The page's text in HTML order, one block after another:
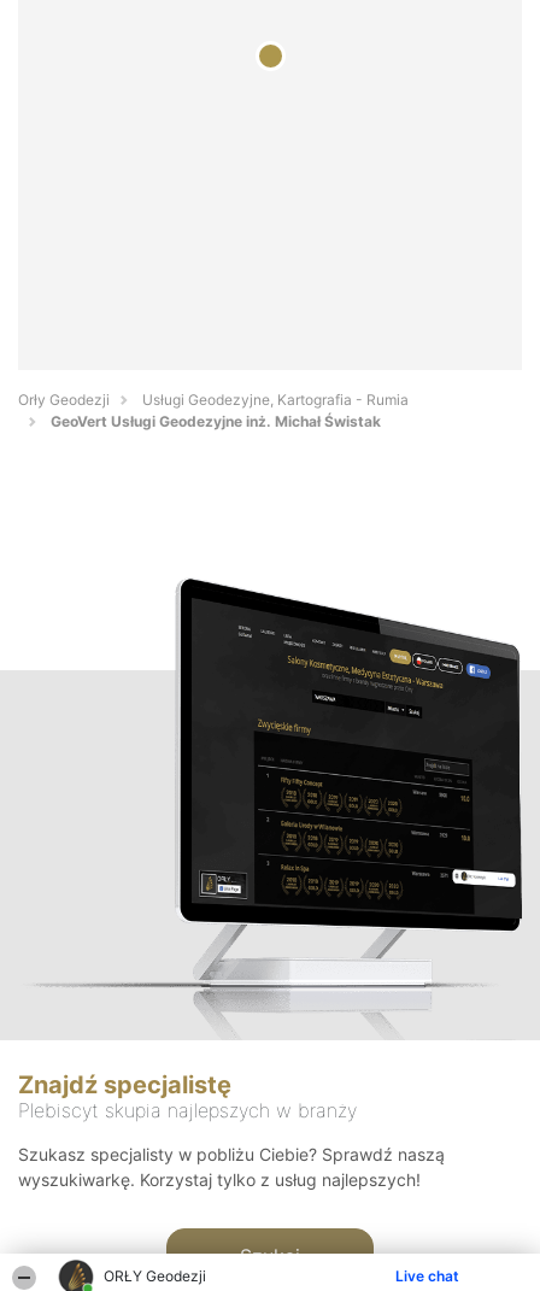
ORŁY Geodezji Live chat
Orły Geodezji
Usługi Geodezyjne, Kartografia - Rumia
GeoVert Usługi Geodezyjne inż. Michał Świstak
Znajdź specjalistę
Plebiscyt skupia najlepszych w branży
Szukasz specjalisty w pobliżu Ciebie? Sprawdź naszą
wyszukiwarkę. Korzystaj tylko z usług najlepszych!
Szukaj